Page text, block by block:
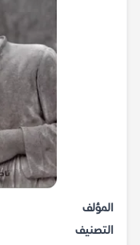
المؤلف
التصنيف